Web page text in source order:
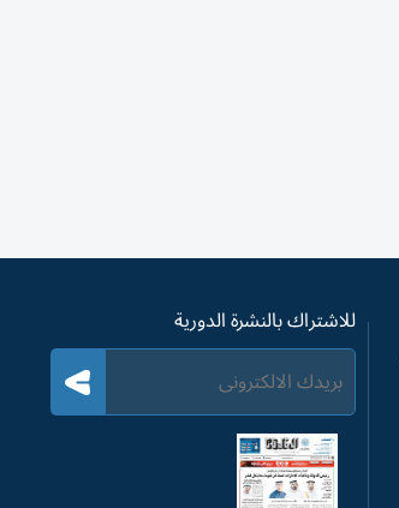
للاشتراك بالنشرة الدورية